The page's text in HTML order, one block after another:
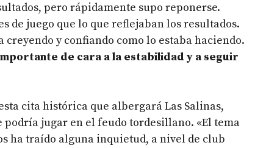
pero rápidamente supo reponerse.
de juego que lo que reflejaban los resultados.
y confiando como lo estaba haciendo.
de cara a la estabilidad y a seguir
cita histórica que albergará Las Salinas,
jugar en el feudo tordesillano. «El tema
ha traído alguna inquietud, a nivel de club